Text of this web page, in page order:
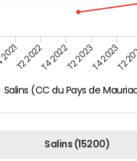
Salins (CC du Pays de
T2 2022T4 2022T2 2023T4 2023T2
Salins (15200)